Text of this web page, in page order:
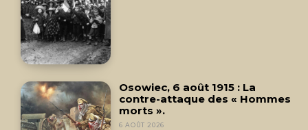
Osowiec, 6 août 1915 : La
contre-attaque des « Hommes
morts ».
6 AOÛT 2026